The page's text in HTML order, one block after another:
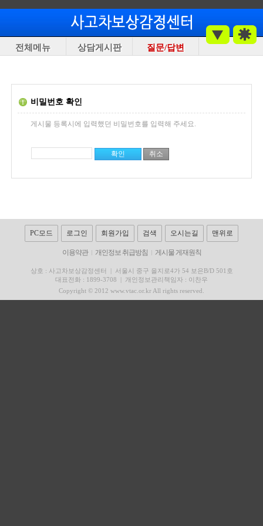
전체메뉴 상담게시판 질문/답변
비밀번호 확인
게시물 등록시에 입력했던 비밀번호를 입력해 주세요.
PC모드 로그인 회원가입 검색 오시는길 맨위로
이용약관 개인정보 취급방침 게시물 게재원칙
상호 : 사고차보상감정센터 |서울시 중구 을지로4가 54 보은B/D 501호
대표전화 : 1899-3708 | 개인정보관리책임자 : 이찬우
Copyright © 2012 www.vtac.or.kr All rights reserved.